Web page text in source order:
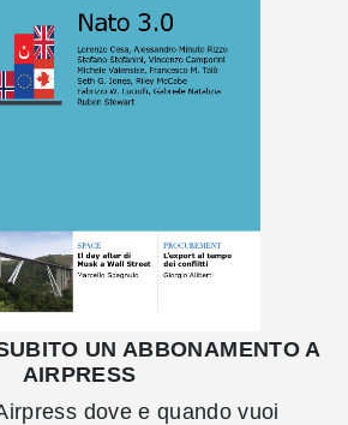
UN ABBONAMENTO A
AIRPRESS
dove e quando vuoi